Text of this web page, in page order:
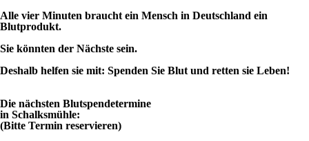
Alle vier Minuten braucht ein Mensch in Deutschland ein
Blutprodukt.
Sie könnten der Nächste sein.
Deshalb helfen sie mit: Spenden Sie Blut und retten sie Leben!
Die nächsten Blutspendetermine
in Schalksmühle:
(Bitte Termin reservieren)